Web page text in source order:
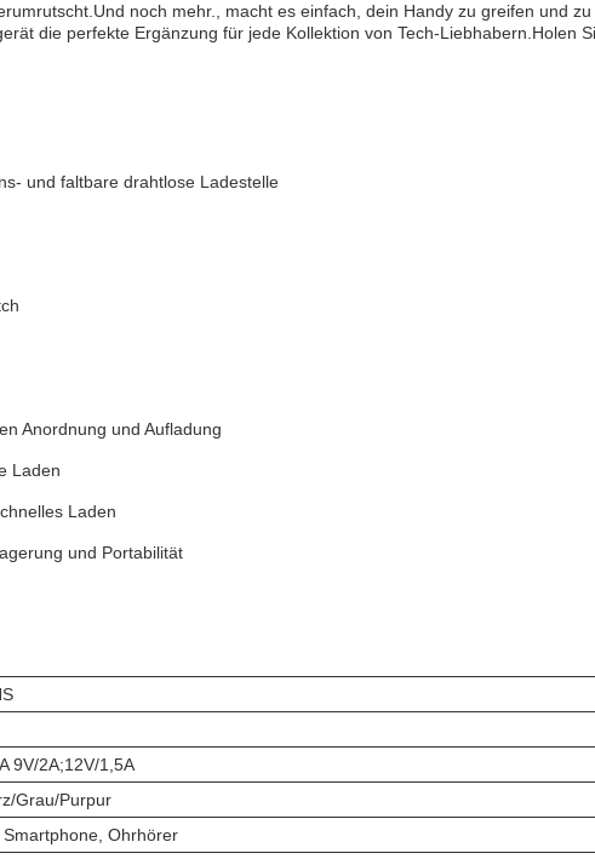
noch mehr., macht es einfach, dein Handy zu greifen und
die perfekte Ergänzung für jede Kollektion von Tech-Liebhabern.Holen
und faltbare drahtlose Ladestelle
Anordnung und Aufladung
Laden
Laden
und Portabilität
9V/2A;12V/1,5A
Grau/Purpur
Ohrhörer